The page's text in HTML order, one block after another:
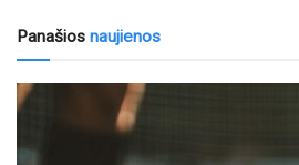
Panašios naujienos